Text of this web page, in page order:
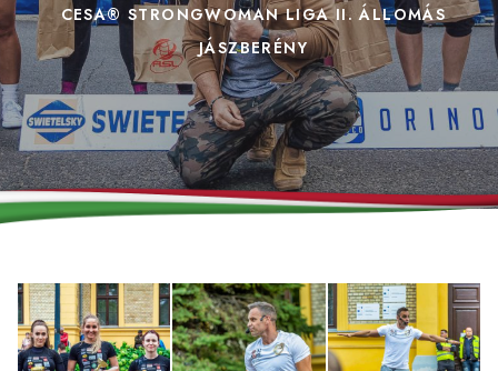
CESA® STRONGWOMAN LIGA II. ÁLLOMÁS
JÁSZBERÉNY